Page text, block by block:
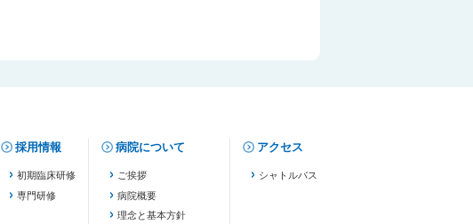
採用情報
初期臨床研修
専門研修
病院について
ご挨拶
病院概要
理念と基本方針
アクセス
シャトルバス